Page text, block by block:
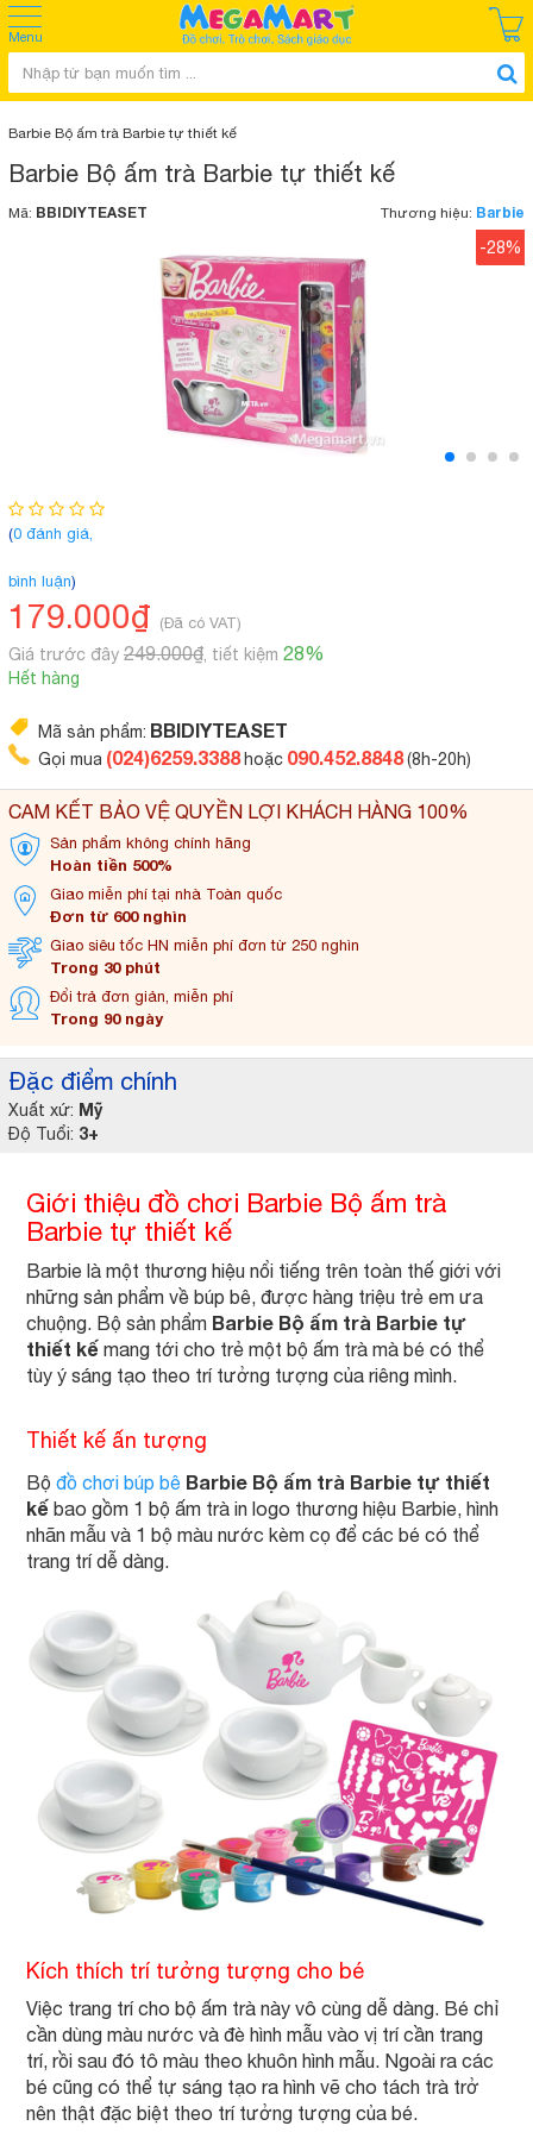
Menu
Barbie Bộ ấm trà Barbie tự thiết kế
Barbie Bộ ấm trà Barbie tự thiết kế
Mã: BBIDIYTEASET Thương hiệu: Barbie
-28%
Đặc điểm chính
Xuất xứ: Mỹ
Độ Tuổi: 3+
(0 đánh giá,
bình luận)
179.000₫ (Đã có VAT)
Giá trước đây 249.000₫ , tiết kiệm 28%
Hết hàng
CAM KẾT BẢO VỆ QUYỀN LỢI KHÁCH HÀNG 100%
Sản phẩm không chính hãng
Hoàn tiền 500%
Giao miễn phí tại nhà Toàn quốc
Đơn từ 600 nghìn
Giao siêu tốc HN miễn phí đơn từ 250 nghìn
Trong 30 phút
Đổi trả đơn giản, miễn phí
Trong 90 ngày
Mã sản phẩm: BBIDIYTEASET
Gọi mua (024)6259.3388 hoặc 090.452.8848(8h-20h)
Giới thiệu đồ chơi Barbie Bộ ấm trà
Barbie tự thiết kế
Barbie là một thương hiệu nổi tiếng trên toàn thế giới với
những sản phẩm về búp bê, được hàng triệu trẻ em ưa
chuộng. Bộ sản phẩm Barbie Bộ ấm trà Barbie tự
thiết kế mang tới cho trẻ một bộ ấm trà mà bé có thể
tùy ý sáng tạo theo trí tưởng tượng của riêng mình.
Thiết kế ấn tượng
Bộ đồ chơi búp bê Barbie Bộ ấm trà Barbie tự thiết
kế bao gồm 1 bộ ấm trà in logo thương hiệu Barbie, hình
nhãn mẫu và 1 bộ màu nước kèm cọ để các bé có thể
trang trí dễ dàng.
Kích thích trí tưởng tượng cho bé
Việc trang trí cho bộ ấm trà này vô cùng dễ dàng. Bé chỉ
cần dùng màu nước và đè hình mẫu vào vị trí cần trang
trí, rồi sau đó tô màu theo khuôn hình mẫu. Ngoài ra các
bé cũng có thể tự sáng tạo ra hình vẽ cho tách trà trở
nên thật đặc biệt theo trí tưởng tượng của bé.